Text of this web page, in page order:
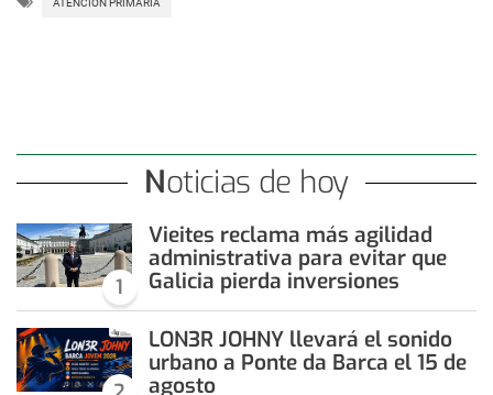
Noticias de hoy
1
Vieites reclama más agilidad
administrativa para evitar que
Galicia pierda inversiones
LON3R JOHNY llevará el sonido
urbano a Ponte da Barca el 15 de
agosto